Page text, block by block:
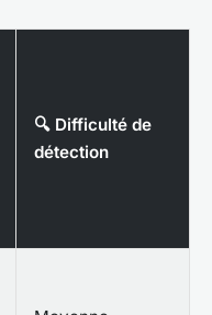
🔍 Difficulté de
détection